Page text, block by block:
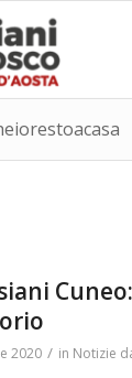
2020 / in Notizie